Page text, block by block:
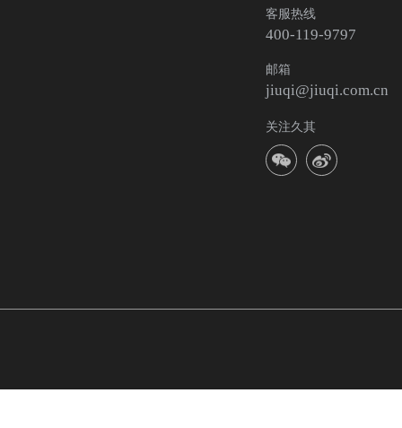
客服热线
400-119-9797
邮箱
jiuqi@jiuqi.com.cn
关注久其